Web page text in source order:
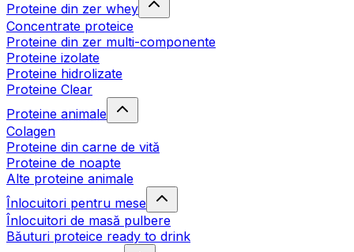
Proteine din zer whey
Concentrate proteice
Proteine din zer multi-componente
Proteine izolate
Proteine hidrolizate
Proteine Clear
Proteine animale
Colagen
Proteine din carne de vită
Proteine de noapte
Alte proteine animale
Înlocuitori pentru mese
Înlocuitori de masă pulbere
Băuturi proteice ready to drink